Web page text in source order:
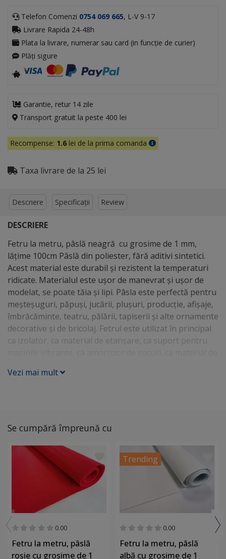
Telefon Comenzi 0754 069 665, L-V 9-17
Livrare Rapida 24-48h
Plata la livrare, numerar sau card (in funcție de curier)
Plăți sigure
Garantie, retur 14 zile
Transport gratuit la peste 400 lei
Recompense: 1.6 lei de la prima comanda
Taxa livrare de la 25 lei
Descriere Specificații Review
DESCRIERE
Fetru la metru, pâslă neagră cu grosime de 1 mm,
lățime 100cm Pâslă din poliester, fără aditivi sintetici.
Acest material este durabil și rezistent la temperaturi
ridicate. Materialul este ușor de manevrat și ușor de
modelat, se poate tăia și lipi. Pâsla este perfectă pentru
meșteșuguri, păpuși, jucării, plușuri, producție, afișaje,
îmbrăcăminte, teatru, pălării, tapiserii și alte ornamente
decorative și de bricolaj. Fetrul este utilizat în principal
ca izolator, ca material de etanșare, ca suport pentru
construcții, mobilă, încălțăminte, industria auto,
Vezi mai mult
Se cumpără împreună cu
0.00
Fetru la metru, pâslă
roșie cu grosime de 1
Trending
0.00
Fetru la metru, pâslă
albă cu grosime de 1